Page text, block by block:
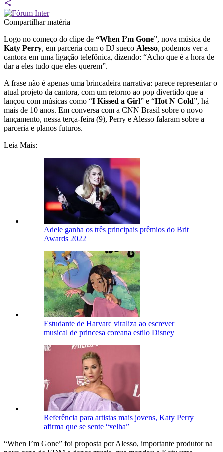
Compartilhar matéria
Logo no começo do clipe de “When I’m Gone”, nova música de
Katy Perry, em parceria com o DJ sueco Alesso, podemos ver a
cantora em uma ligação telefônica, dizendo: “Acho que é a hora de
dar a eles tudo que eles querem”.
A frase não é apenas uma brincadeira narrativa: parece representar o
atual projeto da cantora, com um retorno ao pop divertido que a
lançou com músicas como “I Kissed a Girl” e “Hot N Cold”, há
mais de 10 anos. Em conversa com a CNN Brasil sobre o novo
lançamento, nessa terça-feira (9), Perry e Alesso falaram sobre a
parceria e planos futuros.
Leia Mais:
Adele ganha os três principais prêmios do Brit
Awards 2022
Estudante de Harvard viraliza ao escrever
musical de princesa coreana estilo Disney
Referência para artistas mais jovens, Katy Perry
afirma que se sente “velha”
“When I’m Gone” foi proposta por Alesso, importante produtor na